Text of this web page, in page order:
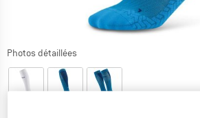
Photos détaillées